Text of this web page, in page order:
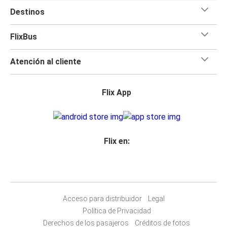
Destinos
FlixBus
Atención al cliente
Flix App
Flix en:
Acceso para distribuidor
Legal
Política de Privacidad
Derechos de los pasajeros
Créditos de fotos